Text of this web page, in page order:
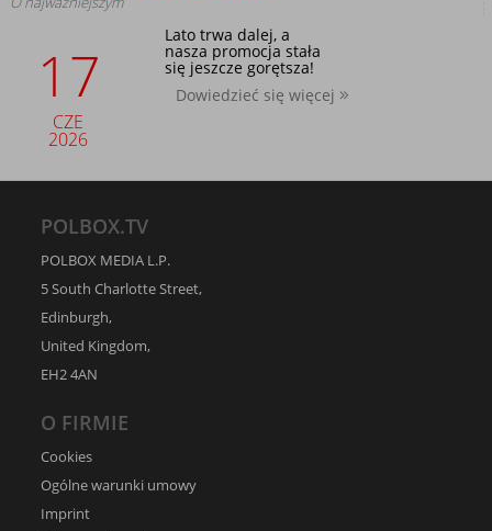
17
CZE
2026
Lato trwa dalej, a
nasza promocja stała
się jeszcze gorętsza!
Dowiedzieć się więcej
POLBOX.TV
POLBOX MEDIA L.P.
5 South Charlotte Street,
Edinburgh,
United Kingdom,
EH2 4AN
O FIRMIE
Cookies
Ogólne warunki umowy
Imprint